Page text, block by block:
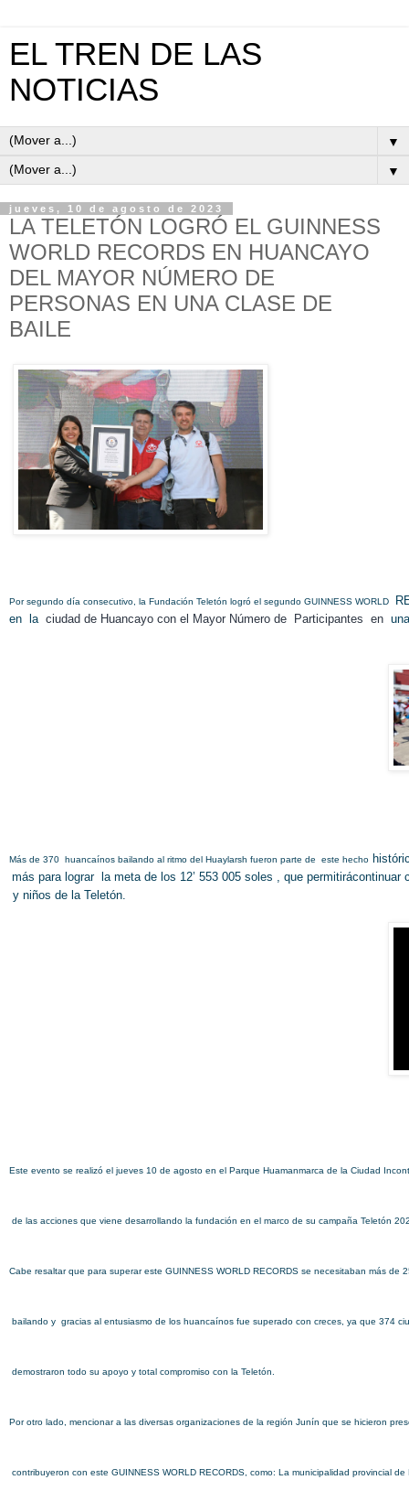
EL TREN DE LAS
NOTICIAS
▼
▼
jueves, 10 de agosto de 2023
LA TELETÓN LOGRÓ EL GUINNESS
WORLD RECORDS EN HUANCAYO
DEL MAYOR NÚMERO DE
PERSONAS EN UNA CLASE DE
BAILE
Por segundo día consecutivo, la Fundación Teletón logró el segundo GUINNESS WORLD
en la ciudad de Huancayo con el Mayor Número de Participantes en
Más de 370 huancaínos bailando al ritmo del Huaylarsh fueron parte de este hecho
más para lograr la meta de los 12’ 553 005 soles , que permitirácontinuar
y niños de la Teletón.
Este evento se realizó el jueves 10 de agosto en el Parque Huamanmarca de la Ciudad
de las acciones que viene desarrollando la fundación en el marco de su campaña Teletón
Cabe resaltar que para superar este GUINNESS WORLD RECORDS se necesitaban más de
bailando y gracias al entusiasmo de los huancaínos fue superado con creces, ya que 374
demostraron todo su apoyo y total compromiso con la Teletón.
Por otro lado, mencionar a las diversas organizaciones de la región Junín que se hicieron
contribuyeron con este GUINNESS WORLD RECORDS, como: La municipalidad provincial de